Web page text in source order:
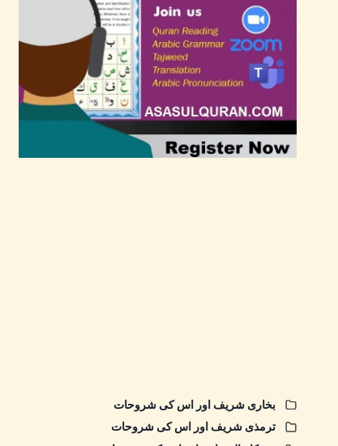
بخاری شریف اور اس کی شروحات
ترمذی شریف اور اس کی شروحات